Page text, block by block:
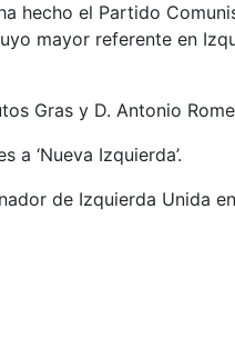
hecho el Partido
mayor referente en
Gras y D. Antonio
‘Nueva Izquierda’.
de Izquierda Unida